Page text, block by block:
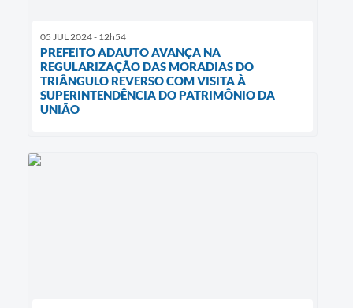
05 JUL 2024 - 12h54
PREFEITO ADAUTO AVANÇA NA
REGULARIZAÇÃO DAS MORADIAS DO
TRIÂNGULO REVERSO COM VISITA À
SUPERINTENDÊNCIA DO PATRIMÔNIO DA
UNIÃO